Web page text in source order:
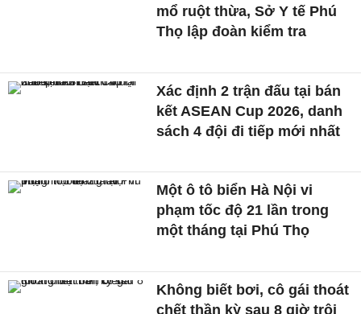
mổ ruột thừa, Sở Y tế Phú
Thọ lập đoàn kiểm tra
Xác định 2 trận đấu tại bán
kết ASEAN Cup 2026, danh
sách 4 đội đi tiếp mới nhất
Một ô tô biển Hà Nội vi
phạm tốc độ 21 lần trong
một tháng tại Phú Thọ
Không biết bơi, cô gái thoát
chết thần kỳ sau 8 giờ trôi